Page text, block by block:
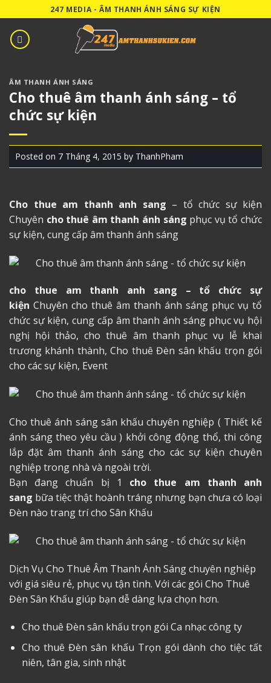
to
content
247 MEDIA - ÂM THANH ÁNH SÁNG SỰ KIỆN
ÂM THANH ÁNH SÁNG
Cho thuê âm thanh ánh sáng – tổ
chức sự kiện
Posted on 7 Tháng 4, 2015 by ThanhPham
Cho thue am thanh anh sang – tổ chức sự kiện
Chuyên cho thuê âm thanh ánh sáng phục vụ tổ chức
sự kiện, cung cấp âm thanh ánh sáng
cho thue am thanh anh sang – tổ chức sự
kiện Chuyên cho thuê âm thanh ánh sáng phục vụ tổ
chức sự kiện, cung cấp âm thanh ánh sáng phục vụ hội
nghị hội thảo, cho thuê âm thanh phục vụ lễ khai
trương khánh thành, Cho thuê Đèn sân khấu trọn gói
cho các sự kiện, Event
Cho thuê ánh sáng sân khấu chuyên nghiệp ( Thiết kế
ánh sáng theo yêu cầu ) khởi công động thổ, thi công
lắp đặt âm thanh ánh sáng cho các sự kiện chuyên
nghiệp trong nhà và ngoài trời.
Bạn đang chuẩn bị 1 cho thue am thanh anh
sang bữa tiệc thật hoành tráng nhưng bạn chưa có loại
Đèn nào trang trí cho Sân Khấu
Dịch Vụ Cho Thuê Âm Thanh Ánh Sáng chuyên nghiệp
với giá siêu rẻ, phục vụ tận tình. Với các gói Cho Thuê
Đèn Sân Khấu giúp bạn dễ dàng lựa chọn hơn.
Cho thuê Đèn sân khấu trọn gói Ca nhạc công ty
Cho thuê Đèn sân khấu Trọn gói dành cho tiệc tất
niên, tân gia, sinh nhật